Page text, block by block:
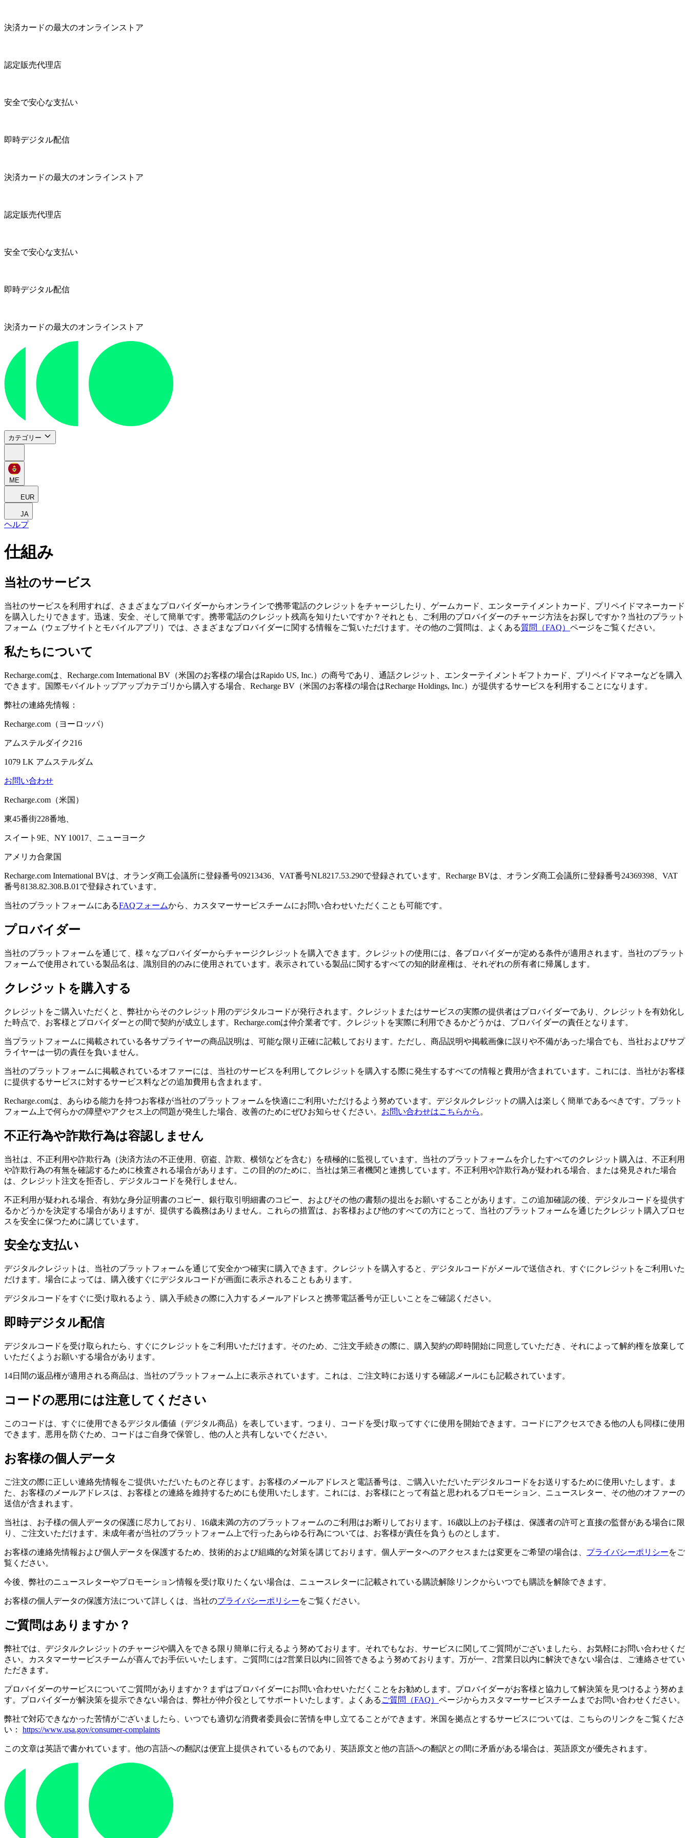
決済カードの最大のオンラインストア
認定販売代理店
安全で安心な支払い
即時デジタル配信
決済カードの最大のオンラインストア
認定販売代理店
安全で安心な支払い
即時デジタル配信
決済カードの最大のオンラインストア
カテゴリー
ME
EUR
JA
ヘルプ
仕組み
当社のサービス
当社のサービスを利用すれば、さまざまなプロバイダーからオンラインで携帯電話のクレジットをチャージしたり、ゲームカード、エンターテイメントカード、プリペイドマネーカード
を購入したりできます。迅速、安全、そして簡単です。携帯電話のクレジット残高を知りたいですか？それとも、ご利用のプロバイダーのチャージ方法をお探しですか？当社のプラット
フォーム（ウェブサイトとモバイルアプリ）では、さまざまなプロバイダーに関する情報をご覧いただけます。その他のご質問は、よくある質問（FAQ） ページをご覧ください。
私たちについて
Recharge.comは、Recharge.com International BV（米国のお客様の場合はRapido US, Inc.）の商号であり、通話クレジット、エンターテイメントギフトカード、プリペイドマネーなどを購入
できます。国際モバイルトップアップカテゴリから購入する場合、Recharge BV（米国のお客様の場合はRecharge Holdings, Inc.）が提供するサービスを利用することになります。
弊社の連絡先情報：
Recharge.com（ヨーロッパ）
アムステルダイク216
1079 LK アムステルダム
お問い合わせ
Recharge.com（米国）
東45番街228番地、
スイート9E、NY 10017、ニューヨーク
アメリカ合衆国
Recharge.com International BVは、オランダ商工会議所に登録番号09213436、VAT番号NL8217.53.290で登録されています。Recharge BVは、オランダ商工会議所に登録番号24369398、VAT
番号8138.82.308.B.01で登録されています。
当社のプラットフォームにあるFAQフォームから、カスタマーサービスチームにお問い合わせいただくことも可能です。
プロバイダー
当社のプラットフォームを通じて、様々なプロバイダーからチャージクレジットを購入できます。クレジットの使用には、各プロバイダーが定める条件が適用されます。当社のプラット
フォームで使用されている製品名は、識別目的のみに使用されています。表示されている製品に関するすべての知的財産権は、それぞれの所有者に帰属します。
クレジットを購入する
クレジットをご購入いただくと、弊社からそのクレジット用のデジタルコードが発行されます。クレジットまたはサービスの実際の提供者はプロバイダーであり、クレジットを有効化し
た時点で、お客様とプロバイダーとの間で契約が成立します。Recharge.comは仲介業者です。クレジットを実際に利用できるかどうかは、プロバイダーの責任となります。
当プラットフォームに掲載されている各サプライヤーの商品説明は、可能な限り正確に記載しております。ただし、商品説明や掲載画像に誤りや不備があった場合でも、当社およびサプ
ライヤーは一切の責任を負いません。
当社のプラットフォームに掲載されているオファーには、当社のサービスを利用してクレジットを購入する際に発生するすべての情報と費用が含まれています。これには、当社がお客様
に提供するサービスに対するサービス料などの追加費用も含まれます。
Recharge.comは、あらゆる能力を持つお客様が当社のプラットフォームを快適にご利用いただけるよう努めています。デジタルクレジットの購入は楽しく簡単であるべきです。プラット
フォーム上で何らかの障壁やアクセス上の問題が発生した場合、改善のためにぜひお知らせください。 お問い合わせはこちらから 。
不正行為や詐欺行為は容認しません
当社は、不正利用や詐欺行為（決済方法の不正使用、窃盗、詐欺、横領などを含む）を積極的に監視しています。当社のプラットフォームを介したすべてのクレジット購入は、不正利用
や詐欺行為の有無を確認するために検査される場合があります。この目的のために、当社は第三者機関と連携しています。不正利用や詐欺行為が疑われる場合、または発見された場合
は、クレジット注文を拒否し、デジタルコードを発行しません。
不正利用が疑われる場合、有効な身分証明書のコピー、銀行取引明細書のコピー、およびその他の書類の提出をお願いすることがあります。この追加確認の後、デジタルコードを提供す
るかどうかを決定する場合がありますが、提供する義務はありません。これらの措置は、お客様および他のすべての方にとって、当社のプラットフォームを通じたクレジット購入プロセ
スを安全に保つために講じています。
安全な支払い
デジタルクレジットは、当社のプラットフォームを通じて安全かつ確実に購入できます。クレジットを購入すると、デジタルコードがメールで送信され、すぐにクレジットをご利用いた
だけます。場合によっては、購入後すぐにデジタルコードが画面に表示されることもあります。
デジタルコードをすぐに受け取れるよう、購入手続きの際に入力するメールアドレスと携帯電話番号が正しいことをご確認ください。
即時デジタル配信
デジタルコードを受け取られたら、すぐにクレジットをご利用いただけます。そのため、ご注文手続きの際に、購入契約の即時開始に同意していただき、それによって解約権を放棄して
いただくようお願いする場合があります。
14日間の返品権が適用される商品は、当社のプラットフォーム上に表示されています。これは、ご注文時にお送りする確認メールにも記載されています。
コードの悪用には注意してください
このコードは、すぐに使用できるデジタル価値（デジタル商品）を表しています。つまり、コードを受け取ってすぐに使用を開始できます。コードにアクセスできる他の人も同様に使用
できます。悪用を防ぐため、コードはご自身で保管し、他の人と共有しないでください。
お客様の個人データ
ご注文の際に正しい連絡先情報をご提供いただいたものと存じます。お客様のメールアドレスと電話番号は、ご購入いただいたデジタルコードをお送りするために使用いたします。ま
た、お客様のメールアドレスは、お客様との連絡を維持するためにも使用いたします。これには、お客様にとって有益と思われるプロモーション、ニュースレター、その他のオファーの
送信が含まれます。
当社は、お子様の個人データの保護に尽力しており、16歳未満の方のプラットフォームのご利用はお断りしております。16歳以上のお子様は、保護者の許可と直接の監督がある場合に限
り、ご注文いただけます。未成年者が当社のプラットフォーム上で行ったあらゆる行為については、お客様が責任を負うものとします。
お客様の連絡先情報および個人データを保護するため、技術的および組織的な対策を講じております。個人データへのアクセスまたは変更をご希望の場合は、 プライバシーポリシーをご
覧ください。
今後、弊社のニュースレターやプロモーション情報を受け取りたくない場合は、ニュースレターに記載されている購読解除リンクからいつでも購読を解除できます。
お客様の個人データの保護方法について詳しくは、当社のプライバシーポリシーをご覧ください。
ご質問はありますか？
弊社では、デジタルクレジットのチャージや購入をできる限り簡単に行えるよう努めております。それでもなお、サービスに関してご質問がございましたら、お気軽にお問い合わせくだ
さい。カスタマーサービスチームが喜んでお手伝いいたします。ご質問には2営業日以内に回答できるよう努めております。万が一、2営業日以内に解決できない場合は、ご連絡させてい
ただきます。
プロバイダーのサービスについてご質問がありますか？まずはプロバイダーにお問い合わせいただくことをお勧めします。プロバイダーがお客様と協力して解決策を見つけるよう努めま
す。プロバイダーが解決策を提示できない場合は、弊社が仲介役としてサポートいたします。よくある ご質問（FAQ） ページからカスタマーサービスチームまでお問い合わせください。
弊社で対応できなかった苦情がございましたら、いつでも適切な消費者委員会に苦情を申し立てることができます。米国を拠点とするサービスについては、こちらのリンクをご覧くださ
い： https://www.usa.gov/consumer-complaints
この文章は英語で書かれています。他の言語への翻訳は便宜上提供されているものであり、英語原文と他の言語への翻訳との間に矛盾がある場合は、英語原文が優先されます。